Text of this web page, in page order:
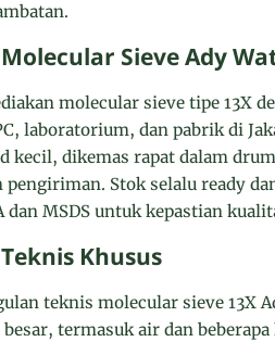
Sieve Ady
molecular sieve tipe 13X
laboratorium, dan pabrik di
kecil, dikemas rapat dalam
pengiriman. Stok selalu ready
dan MSDS untuk kepastian
Khusus
teknis molecular sieve 13X
termasuk air dan